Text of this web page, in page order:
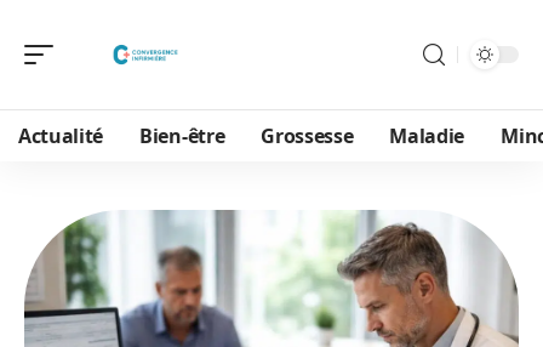
Actualité Bien-être Grossesse Maladie